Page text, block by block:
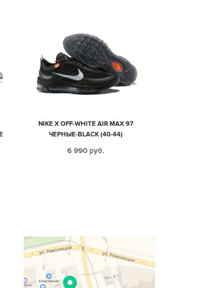
NIKE X OFF-WHITE AIR MAX 97
ЧЕРНЫЕ-BLACK (40-44)
6 990 руб.